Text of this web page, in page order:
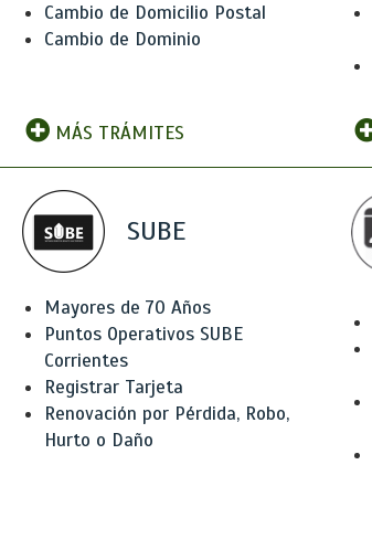
Cambio de Domicilio Postal
Cambio de Dominio
MÁS TRÁMITES
SUBE
Mayores de 70 Años
Puntos Operativos SUBE
Corrientes
Registrar Tarjeta
Renovación por Pérdida, Robo,
Hurto o Daño